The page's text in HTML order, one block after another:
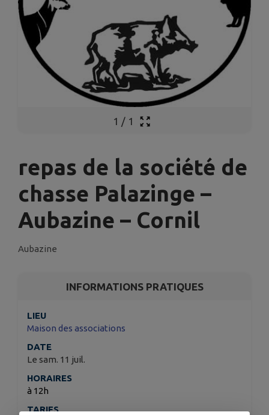
1 / 1
repas de la société de
chasse Palazinge –
Aubazine – Cornil
Aubazine
INFORMATIONS PRATIQUES
LIEU
Maison des associations
DATE
Le sam. 11 juil.
HORAIRES
à 12h
TARIFS